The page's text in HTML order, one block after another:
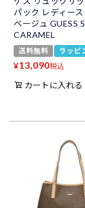
パック レディー
ベージュ GUESS
CARAMEL
送料無料 ラッピ
¥13,090税込
カートに入れる